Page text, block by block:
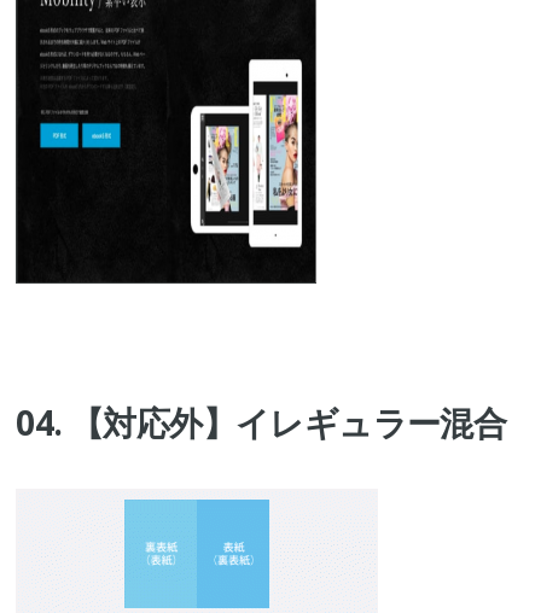
04. 【対応外】イレギュラー混合